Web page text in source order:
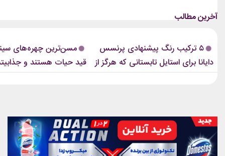
هنوز با حضور، شخصیت و میراث هنری خود
سال‌های جوانی محدود...
ابروهای بسیار نازک دهه ۱۹۹۰ و اوایل دهه...
۵ ترکیب رنگ پیشنهادی پرنسس
دایانا برای استایل تابستانی که هرگز از
مد نمی‌افتند
مسن‌ترین چهره‌های
قید حیات هستند و
هم باقیست!